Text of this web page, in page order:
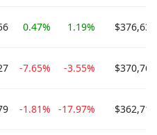
0.47% 1.19%
-7.65% -3.55%
-1.81% -17.97%